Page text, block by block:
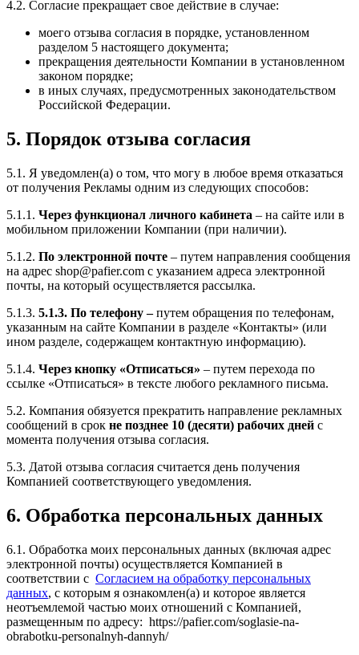
4.2. Согласие прекращает свое действие в случае:
моего отзыва согласия в порядке, установленном
разделом 5 настоящего документа;
прекращения деятельности Компании в установленном
законом порядке;
в иных случаях, предусмотренных законодательством
Российской Федерации.
5. Порядок отзыва согласия
5.1. Я уведомлен(а) о том, что могу в любое время отказаться
от получения Рекламы одним из следующих способов:
5.1.1. Через функционал личного кабинета – на сайте или в
мобильном приложении Компании (при наличии).
5.1.2. По электронной почте – путем направления сообщения
на адрес shop@pafier.com с указанием адреса электронной
почты, на который осуществляется рассылка.
5.1.3. 5.1.3. По телефону –путем обращения по телефонам,
указанным на сайте Компании в разделе «Контакты» (или
ином разделе, содержащем контактную информацию).
5.1.4. Через кнопку «Отписаться» – путем перехода по
ссылке «Отписаться» в тексте любого рекламного письма.
5.2. Компания обязуется прекратить направление рекламных
сообщений в срок не позднее 10 (десяти) рабочих дней с
момента получения отзыва согласия.
5.3. Датой отзыва согласия считается день получения
Компанией соответствующего уведомления.
6. Обработка персональных данных
6.1. Обработка моих персональных данных (включая адрес
электронной почты) осуществляется Компанией в
соответствии с Согласием на обработку персональных
данных, с которым я ознакомлен(а) и которое является
неотъемлемой частью моих отношений с Компанией,
размещенным по адресу: https://pafier.com/soglasie-na-
obrabotku-personalnyh-dannyh/